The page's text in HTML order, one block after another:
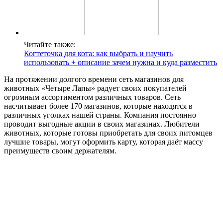
Читайте также:
Когтеточка для кота: как выбрать и научить
использовать + описание зачем нужна и куда разместить
На протяжении долгого времени сеть магазинов для
животных «Четыре Лапы» радует своих покупателей
огромным ассортиментом различных товаров. Сеть
насчитывает более 170 магазинов, которые находятся в
различных уголках нашей страны. Компания постоянно
проводит выгодные акции в своих магазинах. Любители
животных, которые готовы приобретать для своих питомцев
лучшие товары, могут оформить карту, которая даёт массу
преимуществ своим держателям.